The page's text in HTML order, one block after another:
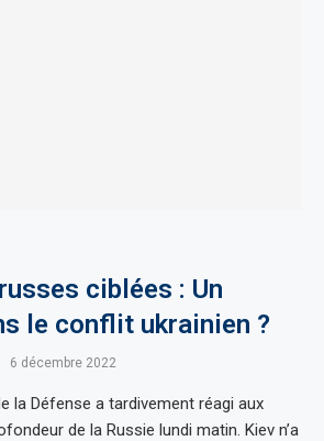
ciblées : Un
le conflit ukrainien ?
6 décembre 2022
la Défense a tardivement réagi aux
de la Russie lundi matin. Kiev n’a